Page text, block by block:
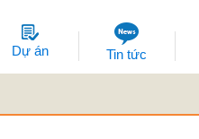
Dự án Tin tức